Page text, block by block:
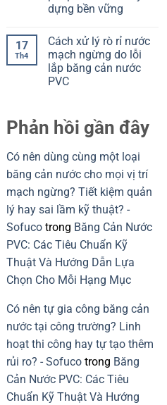
để
tránh
lầm
khi
cản
nước
theo
chi
tiết
kết
dựng bền vững
bình
luận
ở
Băng
cản
nước
Giải
pháp
cho
xây
bền
vững
17
Th4
Cách xử lý rò rỉ nước
mạch ngừng do lỗi
lắp băng cản nước
PVC
luận
xử
lý
rỉ
nước
mạch
ngừng
do
lỗi
lắp
băng
cản
nước
PVC
Phản hồi gần đây
Có nên dùng cùng một loại
băng cản nước cho mọi vị trí
mạch ngừng? Tiết kiệm quản
lý hay sai lầm kỹ thuật? -
Sofucotrong Băng Cản Nước
PVC: Các Tiêu Chuẩn Kỹ
Thuật Và Hướng Dẫn Lựa
Chọn Cho Mỗi Hạng Mục
Có nên tự gia công băng cản
nước tại công trường? Linh
hoạt thi công hay tự tạo thêm
rủi ro? - Sofucotrong Băng
Cản Nước PVC: Các Tiêu
Chuẩn Kỹ Thuật Và Hướng